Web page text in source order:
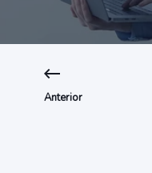
Anterior